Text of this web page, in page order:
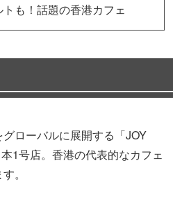
も！話題の香港カフェ
ローバルに展開する「JOY
1号店。香港の代表的なカフェ
。